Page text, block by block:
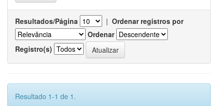
Resultados/Página | Ordenar registros por
Ordenar
Registro(s)
Resultado 1-1 de 1.